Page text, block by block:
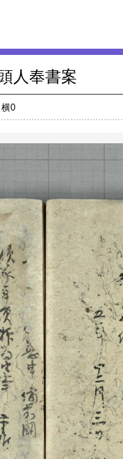
人奉書案
0